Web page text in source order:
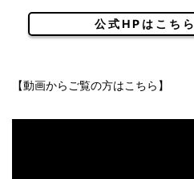
公式HPはこちら
【動画からご覧の方はこちら】